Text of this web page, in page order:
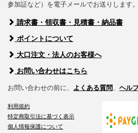
参加証など）を電子メールでお送りします。
請求書・領収書・見積書・納品書
ポイントについて
大口注文・法人のお客様へ
お問い合わせはこちら
お問い合わせの前に、 よくある質問、 ヘル
利用規約
特定商取引法に基づく表示
個人情報保護について